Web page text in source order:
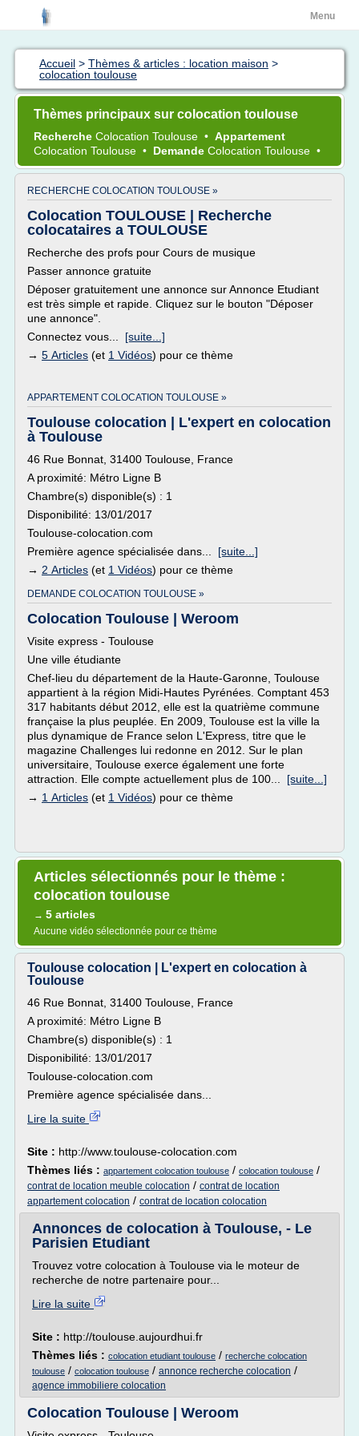
Menu
Accueil > Thèmes & articles : location maison >
colocation toulouse
Thèmes principaux sur colocation toulouse
Recherche Colocation Toulouse • Appartement
Colocation Toulouse • Demande Colocation Toulouse •
RECHERCHE COLOCATION TOULOUSE »
Colocation TOULOUSE | Recherche
colocataires a TOULOUSE
Recherche des profs pour Cours de musique
Passer annonce gratuite
Déposer gratuitement une annonce sur Annonce Etudiant
est très simple et rapide. Cliquez sur le bouton "Déposer
une annonce".
Connectez vous... [suite...]
→ 5 Articles (et 1 Vidéos) pour ce thème
APPARTEMENT COLOCATION TOULOUSE »
Toulouse colocation | L'expert en colocation
à Toulouse
46 Rue Bonnat, 31400 Toulouse, France
A proximité: Métro Ligne B
Chambre(s) disponible(s) : 1
Disponibilité: 13/01/2017
Toulouse-colocation.com
Première agence spécialisée dans... [suite...]
→ 2 Articles (et 1 Vidéos) pour ce thème
DEMANDE COLOCATION TOULOUSE »
Colocation Toulouse | Weroom
Visite express - Toulouse
Une ville étudiante
Chef-lieu du département de la Haute-Garonne, Toulouse
appartient à la région Midi-Hautes Pyrénées. Comptant 453
317 habitants début 2012, elle est la quatrième commune
française la plus peuplée. En 2009, Toulouse est la ville la
plus dynamique de France selon L'Express, titre que le
magazine Challenges lui redonne en 2012. Sur le plan
universitaire, Toulouse exerce également une forte
attraction. Elle compte actuellement plus de 100... [suite...]
→ 1 Articles (et 1 Vidéos) pour ce thème
Articles sélectionnés pour le thème :
colocation toulouse
→ 5 articles
Aucune vidéo sélectionnée pour ce thème
Toulouse colocation | L'expert en colocation à
Toulouse
46 Rue Bonnat, 31400 Toulouse, France
A proximité: Métro Ligne B
Chambre(s) disponible(s) : 1
Disponibilité: 13/01/2017
Toulouse-colocation.com
Première agence spécialisée dans...
Lire la suite
Site : http://www.toulouse-colocation.com
Thèmes liés : appartement colocation toulouse / colocation toulouse /
contrat de location meuble colocation / contrat de location
appartement colocation / contrat de location colocation
Annonces de colocation à Toulouse, - Le
Parisien Etudiant
Trouvez votre colocation à Toulouse via le moteur de
recherche de notre partenaire pour...
Lire la suite
Site : http://toulouse.aujourdhui.fr
Thèmes liés : colocation etudiant toulouse / recherche colocation
toulouse / colocation toulouse / annonce recherche colocation /
agence immobiliere colocation
Colocation Toulouse | Weroom